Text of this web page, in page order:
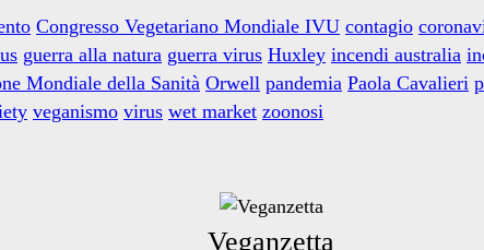
Congresso Vegetariano Mondiale IVU contagio
guerra alla natura guerra virus Huxley incendi australia
Mondiale della Sanità Orwell pandemia Paola Cavalieri
veganismo virus wet market zoonosi
Veganzetta